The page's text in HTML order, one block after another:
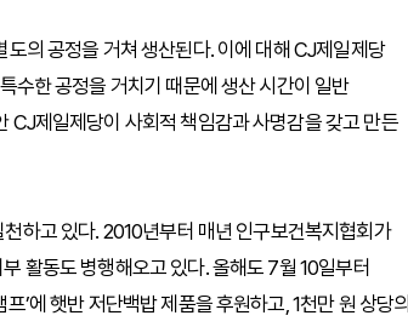
의 공정을 거쳐 생산된다. 이에 대해 CJ제일제당
수한 공정을 거치기 때문에 생산 시간이 일반
CJ제일제당이 사회적 책임감과 사명감을 갖고 만든
하고 있다. 2010년부터 매년 인구보건복지협회가
활동도 병행해오고 있다. 올해도 7월 10일부터
’에 햇반 저단백밥 제품을 후원하고, 1천만 원 상당의